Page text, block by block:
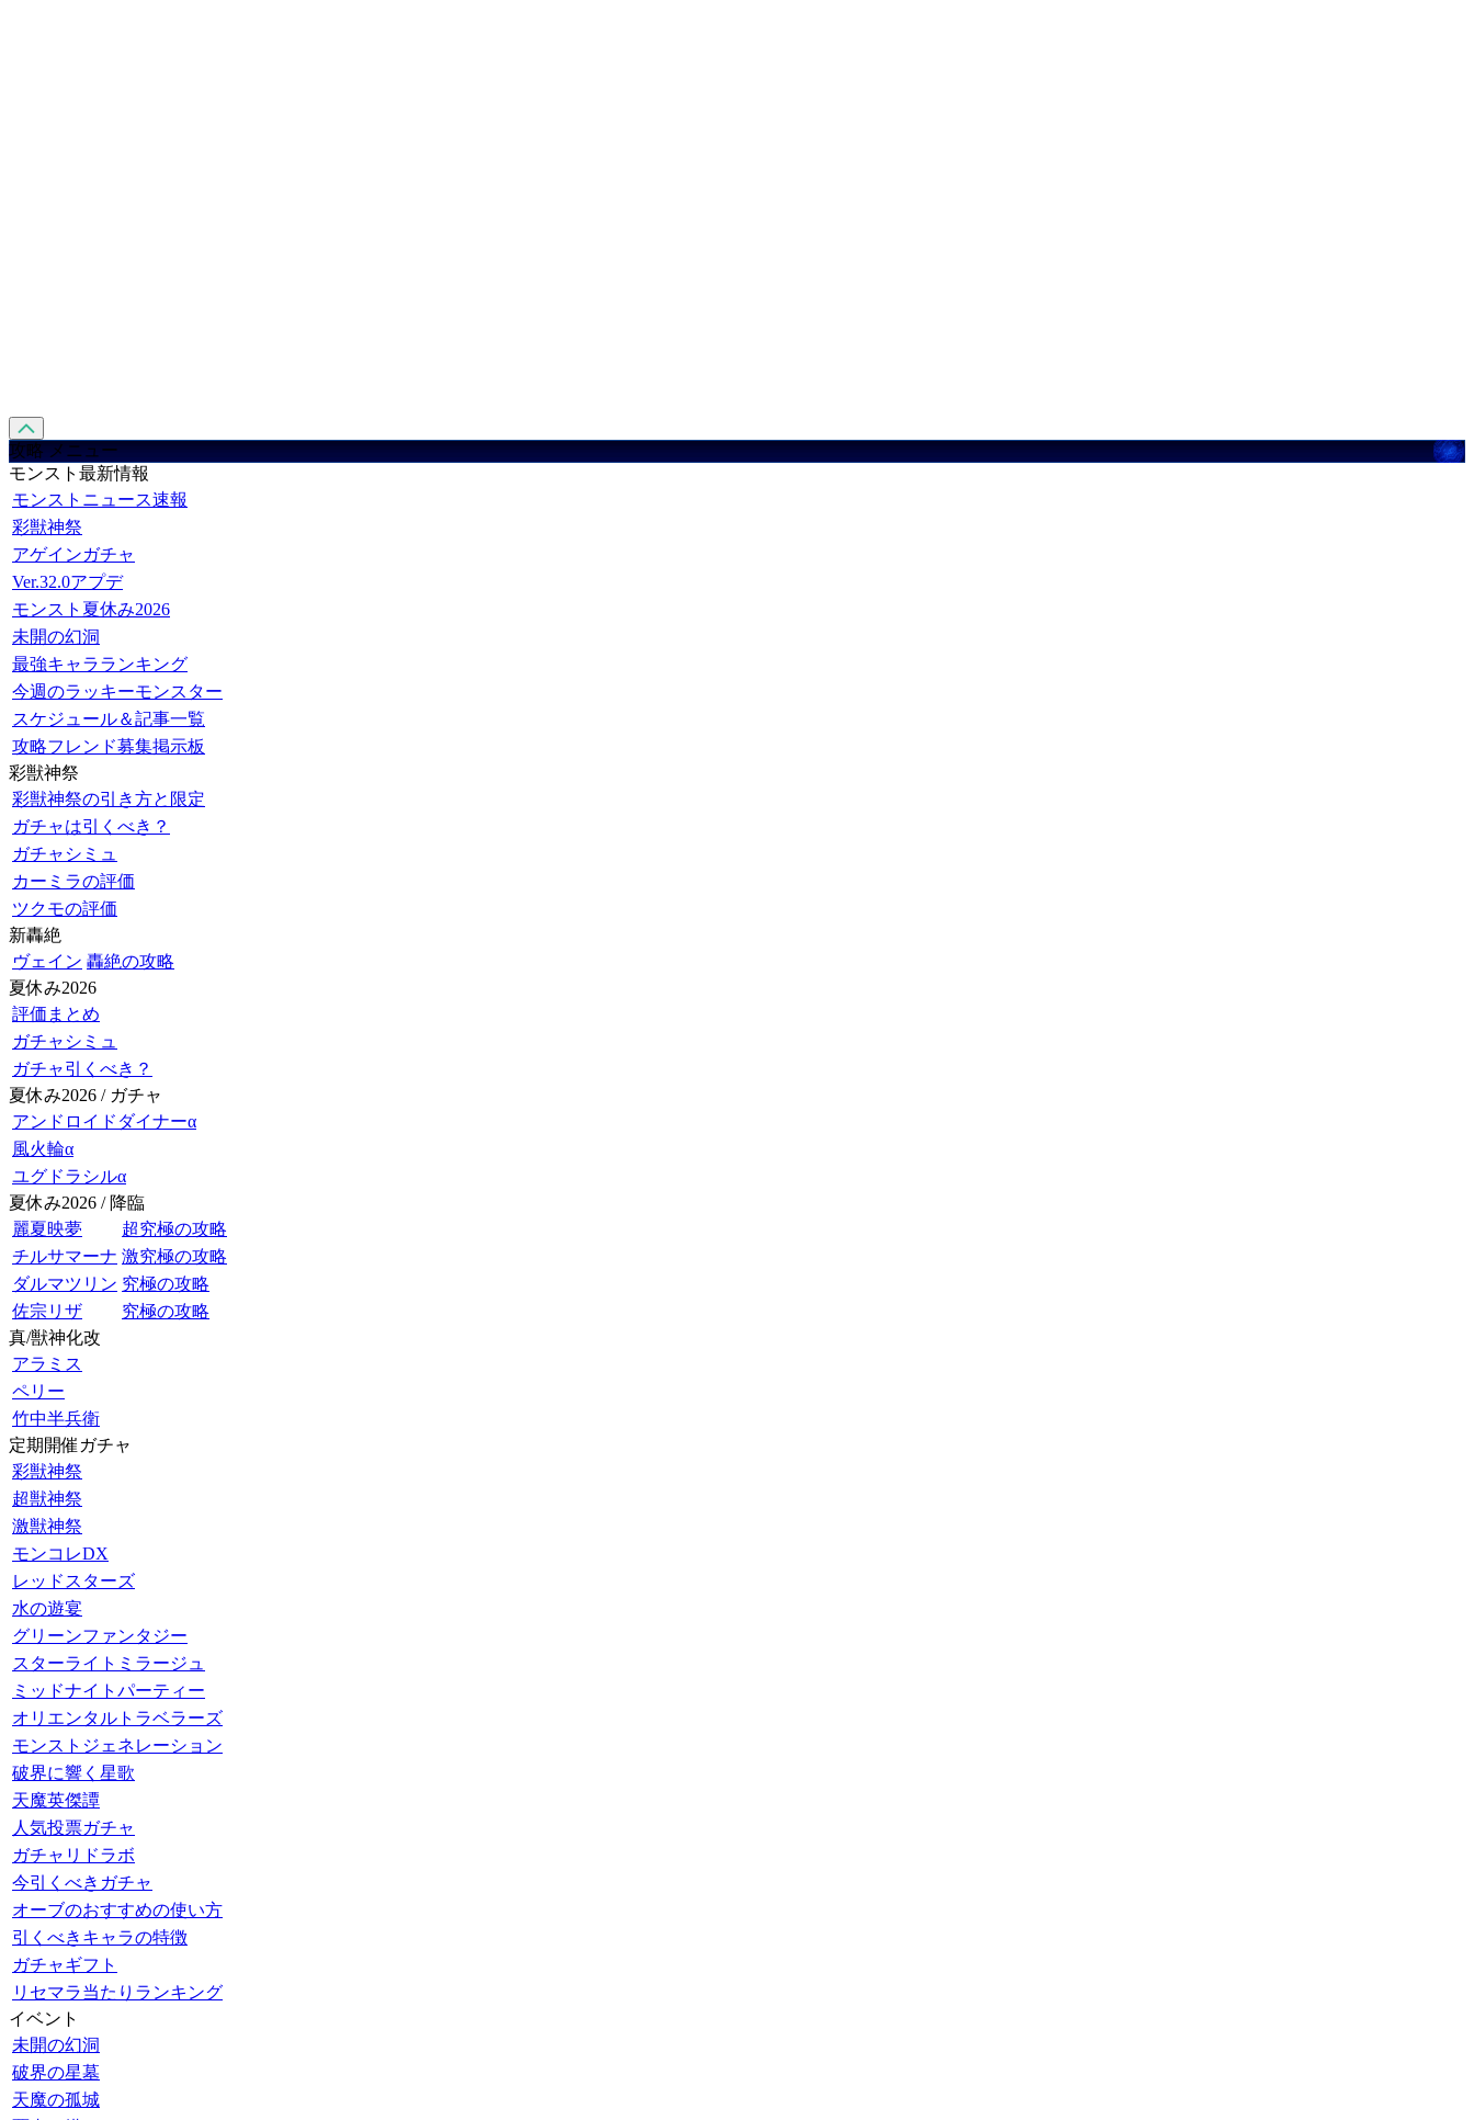
攻略 メニュー
モンスト最新情報
モンストニュース速報
彩獣神祭
アゲインガチャ
Ver.32.0アプデ
モンスト夏休み2026
未開の幻洞
最強キャラランキング
今週のラッキーモンスター
スケジュール＆記事一覧
攻略フレンド募集掲示板
彩獣神祭
彩獣神祭の引き方と限定
ガチャは引くべき？
ガチャシミュ
カーミラの評価
ツクモの評価
新轟絶
ヴェイン 轟絶の攻略
夏休み2026
評価まとめ
ガチャシミュ
ガチャ引くべき？
夏休み2026 / ガチャ
アンドロイドダイナーα
風火輪α
ユグドラシルα
夏休み2026 / 降臨
麗夏映夢
超究極の攻略
チルサマーナ 激究極の攻略
ダルマツリン 究極の攻略
佐宗リザ
究極の攻略
真/獣神化改
アラミス
ペリー
竹中半兵衛
定期開催ガチャ
彩獣神祭
超獣神祭
激獣神祭
モンコレDX
レッドスターズ
水の遊宴
グリーンファンタジー
スターライトミラージュ
ミッドナイトパーティー
オリエンタルトラベラーズ
モンストジェネレーション
破界に響く星歌
天魔英傑譚
人気投票ガチャ
ガチャリドラボ
今引くべきガチャ
オーブのおすすめの使い方
引くべきキャラの特徴
ガチャギフト
リセマラ当たりランキング
イベント
未開の幻洞
破界の星墓
天魔の孤城